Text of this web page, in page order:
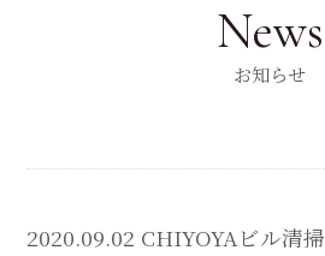
News
お知らせ
2020.09.02 CHIYOYAビル清掃